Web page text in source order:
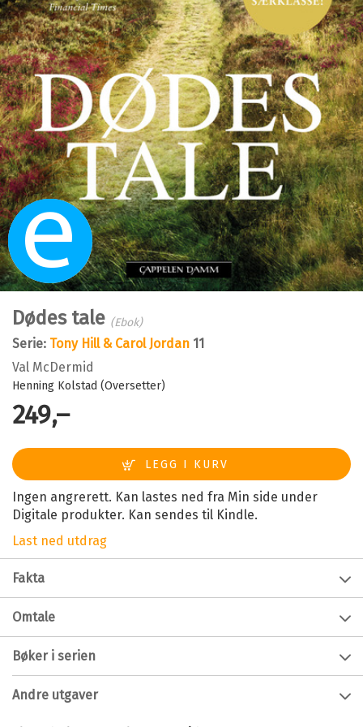
Ebok
Dødes tale (Ebok)
Serie: Tony Hill & Carol Jordan 11
Val McDermid
Henning Kolstad (Oversetter)
249,–
Ingen angrerett. Kan lastes ned fra Min side under
Digitale produkter. Kan sendes til Kindle.
Last ned utdrag
Fakta
Forfatter:
Innbinding:
Ebok
Utgivelsesår:
Omtale
et gammelt kloster, og det kan det se ut som noen har
brukt hagen som sin personlige gravplass. Over tretti lik
blir gravd opp på tomten som ble drevet av en katolsk
Bøker i serien
Andre utgaver